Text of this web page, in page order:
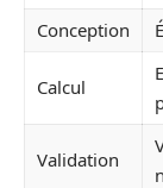
Conception
Calcul
Validation